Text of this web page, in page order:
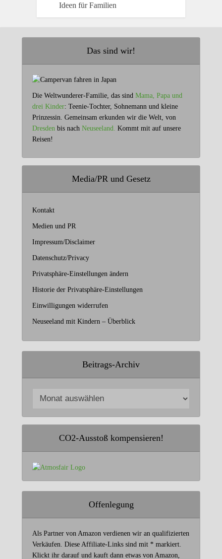
Ideen für Familien
Das sind wir!
Die Weltwunderer-Familie, das sind Mama, Papa und
drei Kinder: Teenie-Tochter, Sohnemann und kleine
Prinzessin. Gemeinsam erkunden wir die Welt, von
Dresden bis nach Neuseeland. Kommt mit auf unsere
Reisen!
Media/PR und Gesetz
Kontakt
Medien und PR
Impressum/Disclaimer
Datenschutz/Privacy
Privatsphäre-Einstellungen ändern
Historie der Privatsphäre-Einstellungen
Einwilligungen widerrufen
Neuseeland mit Kindern – Überblick
Beitrags-Archiv
CO2-Ausstoß kompensieren!
Offenlegung
Als Partner von Amazon verdienen wir an qualifizierten
Verkäufen. Diese Affiliate-Links sind mit * markiert.
Klickt ihr darauf und kauft dann etwas von Amazon,